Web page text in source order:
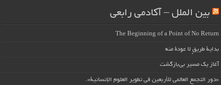
بین الملل – آکادمی رابعی
The Beginning of a Point of No Return
بداية طريقٍ لا عودة منه
آغاز یک مسیر بی‌بازگشت
«دور التجمع العالمي للأربعين في تطوير العلوم الإنسانية».